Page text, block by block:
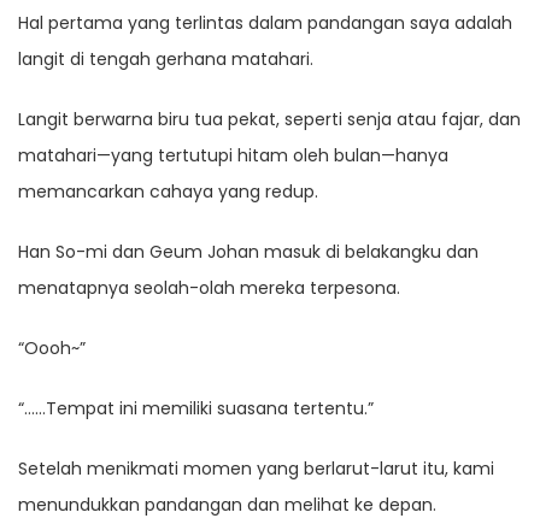
Hal pertama yang terlintas dalam pandangan saya adalah
langit di tengah gerhana matahari.
Langit berwarna biru tua pekat, seperti senja atau fajar, dan
matahari—yang tertutupi hitam oleh bulan—hanya
memancarkan cahaya yang redup.
Han So-mi dan Geum Johan masuk di belakangku dan
menatapnya seolah-olah mereka terpesona.
“Oooh~”
“……Tempat ini memiliki suasana tertentu.”
Setelah menikmati momen yang berlarut-larut itu, kami
menundukkan pandangan dan melihat ke depan.